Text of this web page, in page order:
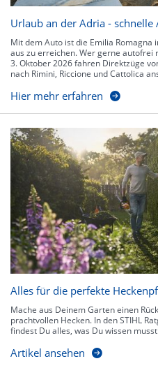
Urlaub an der Adria -
Mit dem Auto ist die Emilia Romagna
aus zu erreichen. Wer gerne autofrei
3. Oktober 2026 fahren Direktzüge
nach Rimini, Riccione und Cattolica
Hier mehr erfahren
Alles für die perfekte
Mache aus Deinem Garten einen
prachtvollen Hecken. In den STIHL
findest Du alles, was Du wissen
Artikel ansehen